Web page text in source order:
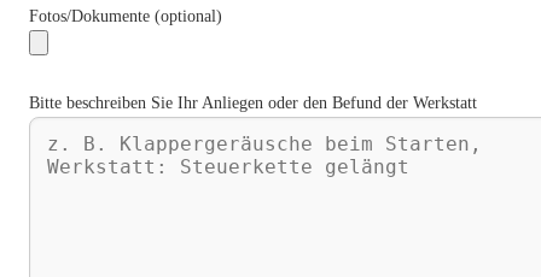
Fotos/Dokumente (optional)
Bitte beschreiben Sie Ihr Anliegen oder den Befund der Werkstatt